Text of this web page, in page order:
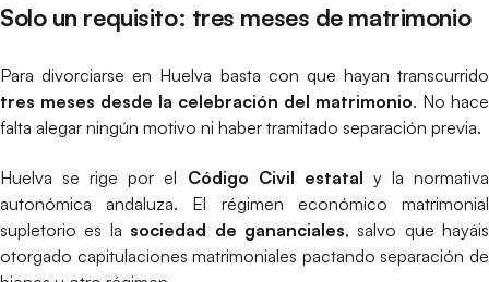
Solo un requisito: tres meses de matrimonio
Para divorciarse en Huelva basta con que hayan transcurrido
tres meses desde la celebración del matrimonio. No hace
falta alegar ningún motivo ni haber tramitado separación previa.
Huelva se rige por el Código Civil estatal y la normativa
autonómica andaluza. El régimen económico matrimonial
supletorio es la sociedad de gananciales, salvo que hayáis
otorgado capitulaciones matrimoniales pactando separación de